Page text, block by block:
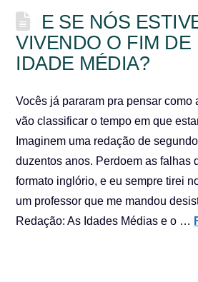
E SE NÓS
VIVENDO O FIM DE
IDADE MÉDIA?
Vocês já pararam pra pensar como
vão classificar o tempo em que
Imaginem uma redação de
duzentos anos. Perdoem as falhas
formato inglório, e eu sempre tirei
um professor que me mandou
Redação: As Idades Médias e o …